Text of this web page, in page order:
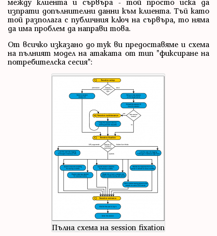
между клиента и сървъра - той просто иска да
изпрати допълнителни данни към клиента. Тъй като
той разполага с публичния ключ на сървъра, то няма
да има проблем да направи това.
От всичко изказано до тук ви предоставяме и схема
на пълният модел на атаката от тип "фиксиране на
потребителска сесия":
Пълна схема на session fixation